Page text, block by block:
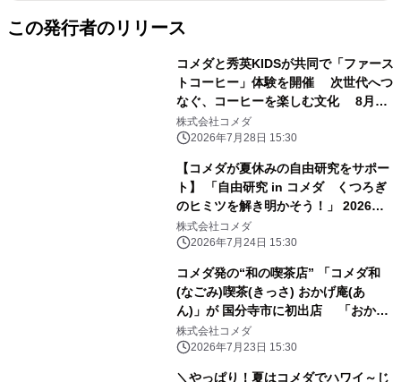
この発行者のリリース
コメダと秀英KIDSが共同で「ファース
トコーヒー」体験を開催 次世代へつ
なぐ、コーヒーを楽しむ文化 8月5
日(水)秀英KIDS名古屋校で実施
株式会社コメダ
2026年7月28日 15:30
【コメダが夏休みの自由研究をサポー
ト】 「自由研究 in コメダ くつろぎ
のヒミツを解き明かそう！」 2026年8
月17日(月)コメダ東京事務所にて無料
親子イベント実施
株式会社コメダ
2026年7月24日 15:30
コメダ発の“和の喫茶店” 「コメダ和
(なごみ)喫茶(きっさ) おかげ庵(あ
ん)」が 国分寺市に初出店 「おかげ
庵ミーツ国分寺店」2026年7月31日
(金)オープン！
株式会社コメダ
2026年7月23日 15:30
＼やっぱり！夏はコメダでハワイ～じ